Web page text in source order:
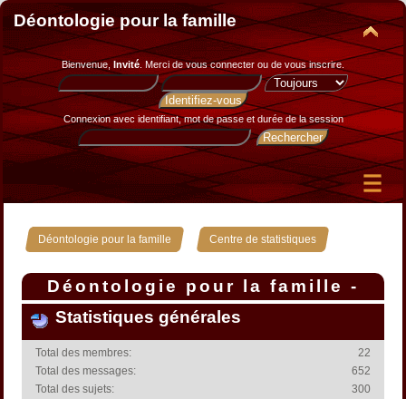
Déontologie pour la famille
Bienvenue, Invité. Merci devous connecter ou de vous inscrire.
Connexion avec identifiant, mot de passe et durée de la session
Déontologie pour la famille » Centre de statistiques
Déontologie pour la famille -
Centre de statistiques
Statistiques générales
Total des membres:
22
Total des messages:
652
Total des sujets:
300